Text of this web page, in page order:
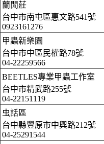
蘭閒莊
台中市南屯區惠文路541號
0923161276
甲蟲新樂園
台中市中區民權路78號
04-22259566
BEETLES專業甲蟲工作室
台中市精武路255號
04-22151119
虫話區
台中縣豐原市中興路212號
04-25291544